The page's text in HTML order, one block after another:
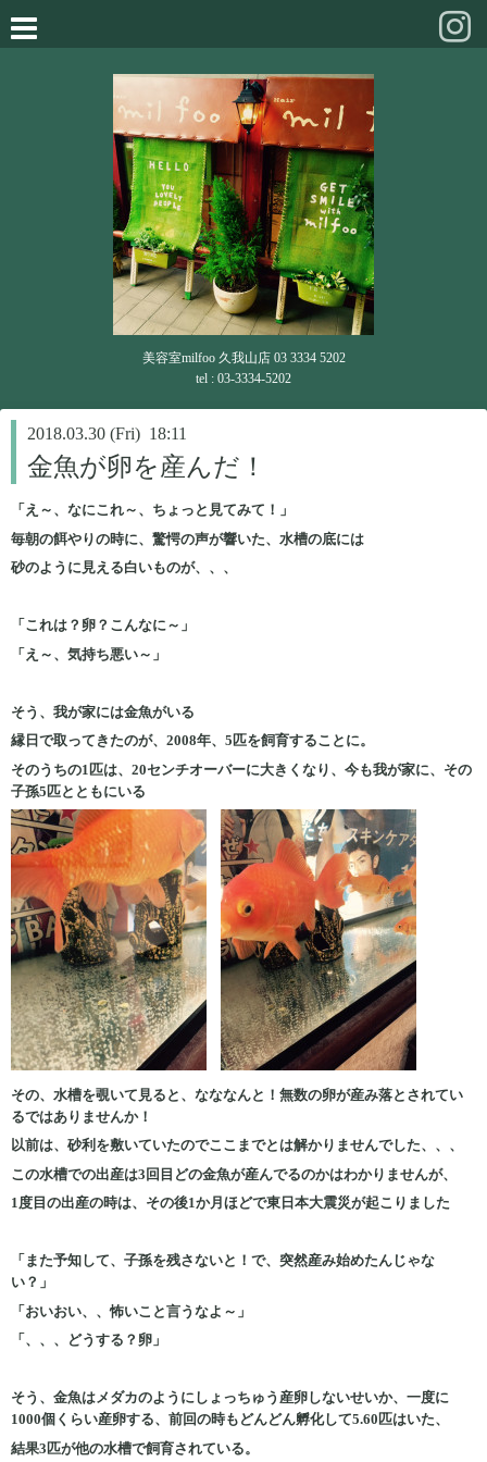
美容室milfoo 久我山店 03 3334 5202
tel : 03-3334-5202
2018.03.30 (Fri) 18:11
金魚が卵を産んだ！
「え～、なにこれ～、ちょっと見てみて！」
毎朝の餌やりの時に、驚愕の声が響いた、水槽の底には
砂のように見える白いものが、、、
「これは？卵？こんなに～」
「え～、気持ち悪い～」
そう、我が家には金魚がいる
縁日で取ってきたのが、2008年、5匹を飼育することに。
そのうちの1匹は、20センチオーバーに大きくなり、今も我が家に、その
子孫5匹とともにいる
その、水槽を覗いて見ると、なななんと！無数の卵が産み落とされてい
るではありませんか！
以前は、砂利を敷いていたのでここまでとは解かりませんでした、、、
この水槽での出産は3回目どの金魚が産んでるのかはわかりませんが、
1度目の出産の時は、その後1か月ほどで東日本大震災が起こりました
「また予知して、子孫を残さないと！で、突然産み始めたんじゃな
い？」
「おいおい、、怖いこと言うなよ～」
「、、、どうする？卵」
そう、金魚はメダカのようにしょっちゅう産卵しないせいか、一度に
1000個くらい産卵する、前回の時もどんどん孵化して5.60匹はいた、
結果3匹が他の水槽で飼育されている。